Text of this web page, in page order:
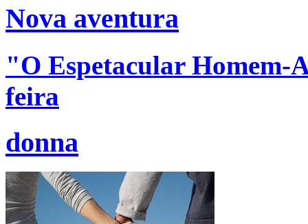
Nova aventura
"O Espetacular Homem-
feira
donna